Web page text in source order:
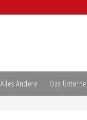
Alles Andere Das